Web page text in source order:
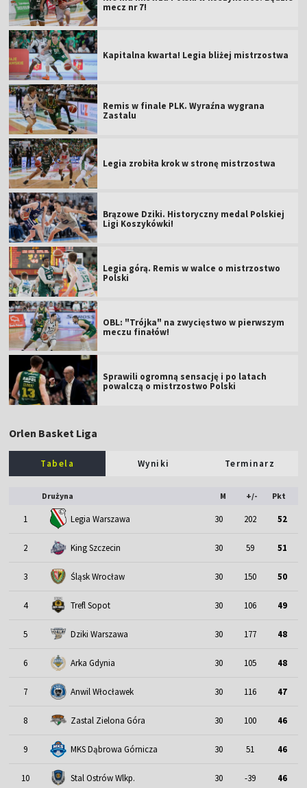
mecz nr 7!
Kapitalna kwarta! Legia bliżej mistrzostwa
Remis w finale PLK. Wyraźna wygrana
Zastalu
Legia zrobiła krok w stronę mistrzostwa
Brązowe Dziki. Historyczny medal Polskiej
Ligi Koszykówki!
Legia górą. Remis w walce o mistrzostwo
Polski
OBL: "Trójka" na zwycięstwo w pierwszym
meczu finałów!
Sprawili ogromną sensację i po latach
powalczą o mistrzostwo Polski
Orlen Basket Liga
Tabela Wyniki Terminarz
Drużyna M +/- Pkt
1 Legia Warszawa 30 202 52
2 King Szczecin 30 59 51
3 Śląsk Wrocław 30 150 50
4 Trefl Sopot 30 106 49
5 Dziki Warszawa 30 177 48
6 Arka Gdynia 30 105 48
7 Anwil Włocławek 30 116 47
8 Zastal Zielona Góra 30 100 46
9 MKS Dąbrowa Górnicza 30 51 46
10 Stal Ostrów Wlkp. 30 -39 46